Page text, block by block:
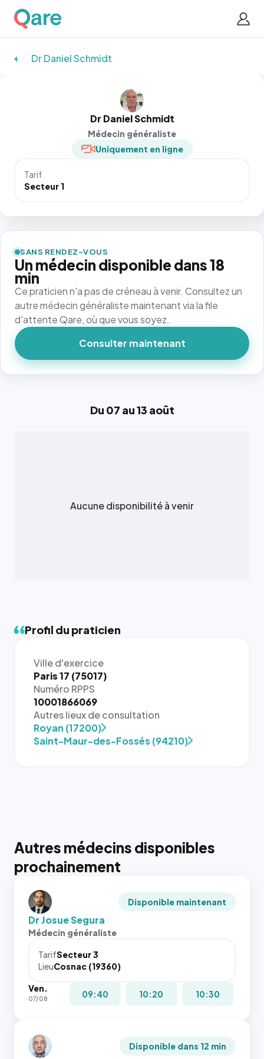
Dr Daniel Schmidt
Dr Daniel Schmidt
Médecin généraliste
Uniquement en ligne
Tarif
Secteur 1
Du 07 au 13 août
Aucune disponibilité à venir
Profil du praticien
Ville d'exercice
Paris 17 (75017)
Numéro RPPS
10001866069
Autres lieux de consultation
Royan (17200)
Saint-Maur-des-Fossés (94210)
SANS RENDEZ-VOUS
Un médecin disponible dans 18
min
Ce praticien n'a pas de créneau à venir. Consultez un
autre médecin généraliste maintenant via la file
d'attente Qare, où que vous soyez.
Consulter maintenant
Autres médecins disponibles
prochainement
Disponible maintenant
Dr Josue Segura
Médecin généraliste
TarifSecteur 3
LieuCosnac (19360)
Ven.
07/08 09:40 10:20 10:30
Disponible dans 12 min